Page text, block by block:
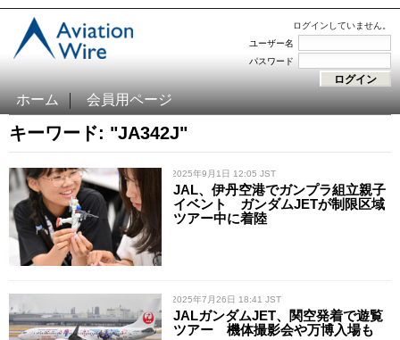
ログインしていません。
ユーザー名
パスワード
ホーム 会員用ページ
キーワード: "JA342J"
/ 2025年9月1日 12:05 JST
JAL、伊丹空港でガンプラ組立親子
イベント ガンダムJETが制限区域
ツアー中に着陸
/ 2025年7月26日 18:41 JST
JALガンダムJET、関空発着で遊覧
ツアー 機体撮影会や万博入場も